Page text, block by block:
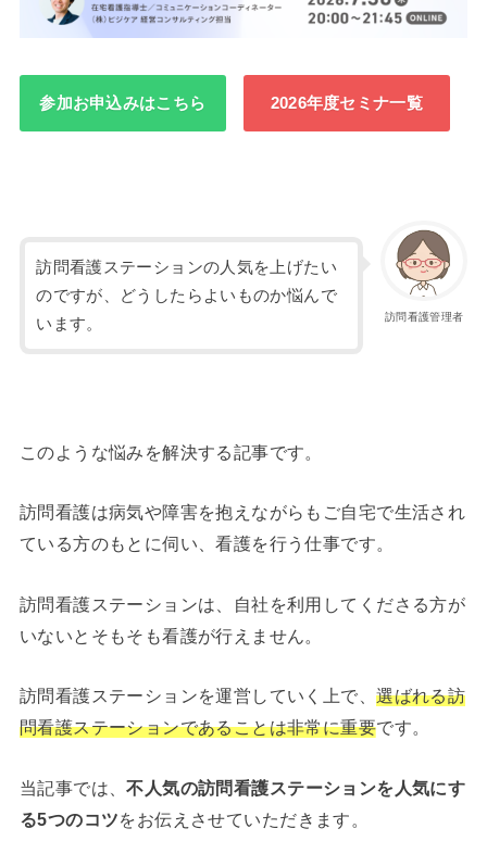
参加お申込みはこちら 2026年度セミナ一覧
訪問看護管理者
訪問看護ステーションの人気を上げたい
のですが、どうしたらよいものか悩んで
います。
このような悩みを解決する記事です。
訪問看護は病気や障害を抱えながらもご自宅で生活され
ている方のもとに伺い、看護を行う仕事です。
訪問看護ステーションは、自社を利用してくださる方が
いないとそもそも看護が行えません。
訪問看護ステーションを運営していく上で、選ばれる訪
問看護ステーションであることは非常に重要です。
当記事では、不人気の訪問看護ステーションを人気にす
る5つのコツをお伝えさせていただきます。